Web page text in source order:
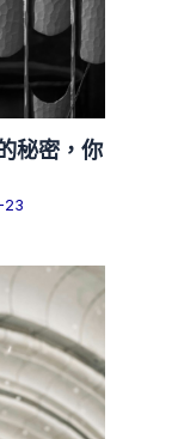
秘密，你
23